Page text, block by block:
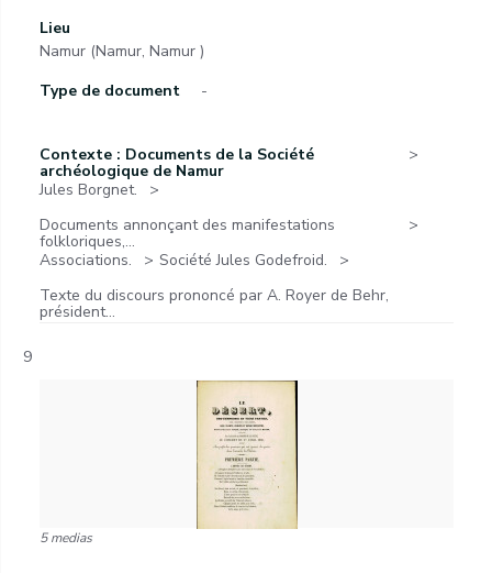
Lieu
Namur (Namur, Namur )
Type de document
-
Contexte : Documents de la Société
archéologique de Namur
Jules Borgnet.
Documents annonçant des manifestations
folkloriques,...
Associations.
Société Jules Godefroid.
Texte du discours prononcé par A. Royer de Behr,
président...
9
5 medias